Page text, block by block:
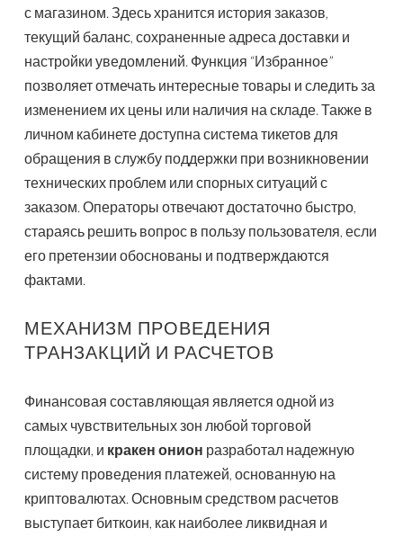
с магазином. Здесь хранится история заказов,
текущий баланс, сохраненные адреса доставки и
настройки уведомлений. Функция “Избранное”
позволяет отмечать интересные товары и следить за
изменением их цены или наличия на складе. Также в
личном кабинете доступна система тикетов для
обращения в службу поддержки при возникновении
технических проблем или спорных ситуаций с
заказом. Операторы отвечают достаточно быстро,
стараясь решить вопрос в пользу пользователя, если
его претензии обоснованы и подтверждаются
фактами.
МЕХАНИЗМ ПРОВЕДЕНИЯ
ТРАНЗАКЦИЙ И РАСЧЕТОВ
Финансовая составляющая является одной из
самых чувствительных зон любой торговой
площадки, и кракен онион разработал надежную
систему проведения платежей, основанную на
криптовалютах. Основным средством расчетов
выступает биткоин, как наиболее ликвидная и